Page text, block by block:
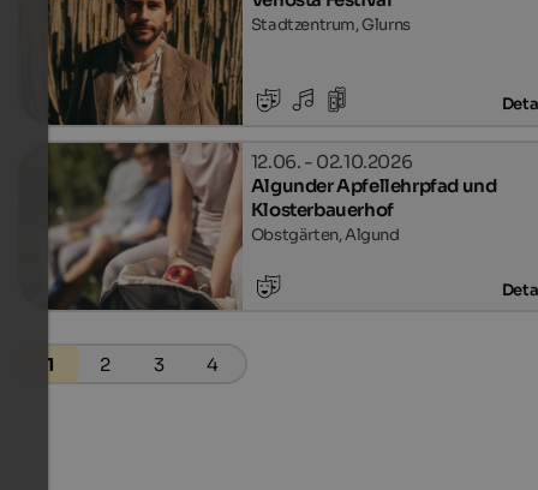
Stadtzentrum, Glurns
12.06. - 02.10.2026
Algunder Apfellehrpfad und
Klosterbauerhof
Obstgärten, Algund
1 2 3 4